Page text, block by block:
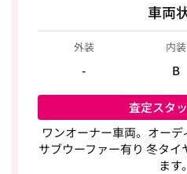
車両
外装
-
内装
B
査定スタ
ワンオーナー車両。オー
サブウーファー有り 冬タ
ます。